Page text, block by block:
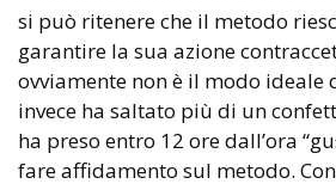
si può ritenere che il metodo
garantire la sua azione
ovviamente non è il modo ideale
invece ha saltato più di un
ha preso entro 12 ore dall’ora
fare affidamento sul metodo.